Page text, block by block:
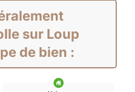
sur Loup
de bien :